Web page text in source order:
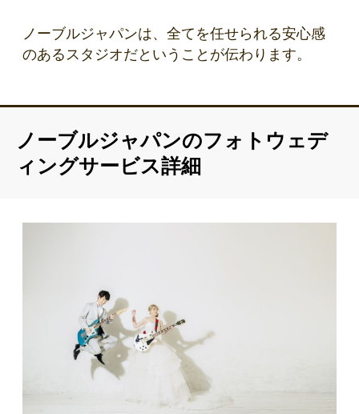
ノーブルジャパンは、全てを任せられる安心感
のあるスタジオだということが伝わります。
ノーブルジャパンのフォトウェデ
ィングサービス詳細